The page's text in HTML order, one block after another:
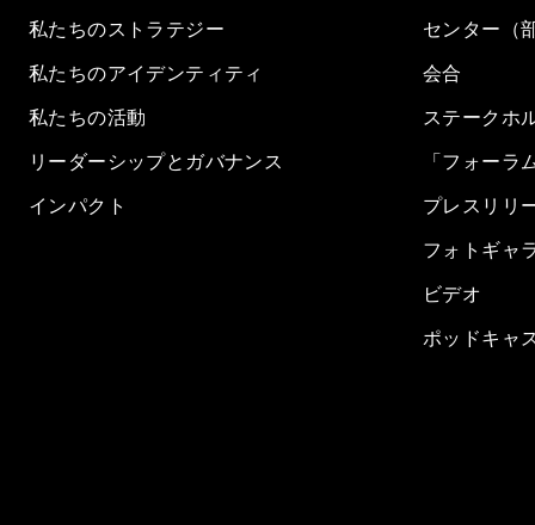
私たちのストラテジー
私たちのアイデンティティ
私たちの活動
リーダーシップとガバナンス
インパクト
センター（
会合
ステークホ
「フォーラ
プレスリリ
フォトギャ
ビデオ
ポッドキャ